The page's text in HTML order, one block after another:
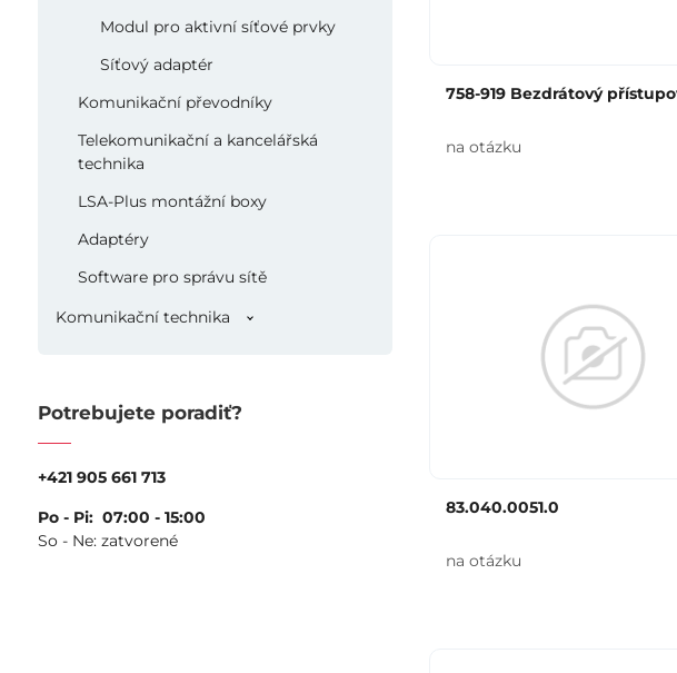
Modul pro aktivní síťové prvky
Síťový adaptér
Komunikační převodníky
Telekomunikační a kancelářská
technika
LSA-Plus montážní boxy
Adaptéry
Software pro správu sítě
Komunikační technika
Potrebujete poradiť?
+421 905 661 713
Po - Pi: 07:00 - 15:00
So - Ne: zatvorené
758-919 Bezdrátový
na otázku
83.040.0051.0
na otázku